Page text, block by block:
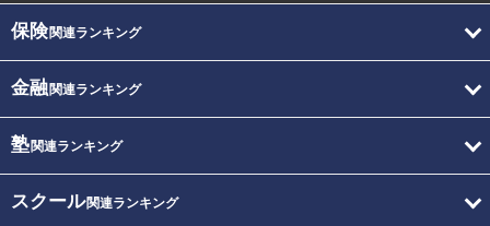
保険関連ランキング
金融関連ランキング
塾関連ランキング
スクール関連ランキング